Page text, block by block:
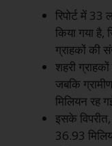
रिपोर्ट में
किया गया
ग्राहकों की
शहरी
जबकि
मिलियन रह
इसके
36.93